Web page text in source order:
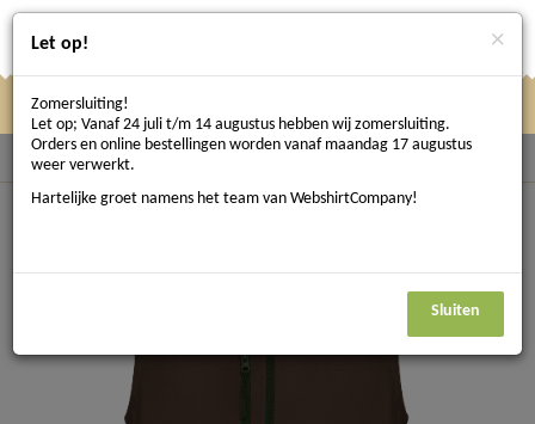
hier
Terug naar Bodywarmers
Let op! ×
Zomersluiting!
Let op; Vanaf 24 juli t/m 14 augustus hebben wij zomersluiting.
Orders en online bestellingen worden vanaf maandag 17 augustus
weer verwerkt.
Hartelijke groet namens het team van WebshirtCompany!
Sluiten